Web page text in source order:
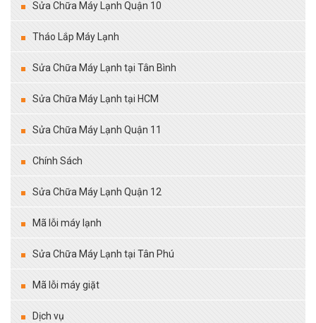
Sửa Chữa Máy Lạnh Quận 10
Tháo Lắp Máy Lạnh
Sửa Chữa Máy Lạnh tại Tân Bình
Sửa Chữa Máy Lạnh tại HCM
Sửa Chữa Máy Lạnh Quận 11
Chính Sách
Sửa Chữa Máy Lạnh Quận 12
Mã lỗi máy lạnh
Sửa Chữa Máy Lạnh tại Tân Phú
Mã lỗi máy giặt
Dịch vụ